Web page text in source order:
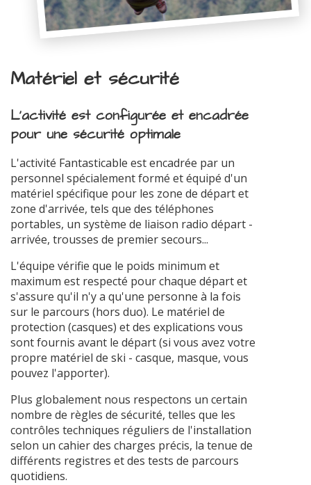
Matériel et sécurité
L'activité est configurée et encadrée
pour une sécurité optimale
L'activité Fantasticable est encadrée par un
personnel spécialement formé et équipé d'un
matériel spécifique pour les zone de départ et
zone d'arrivée, tels que des téléphones
portables, un système de liaison radio départ -
arrivée, trousses de premier secours...
L'équipe vérifie que le poids minimum et
maximum est respecté pour chaque départ et
s'assure qu'il n'y a qu'une personne à la fois
sur le parcours (hors duo). Le matériel de
protection (casques) et des explications vous
sont fournis avant le départ (si vous avez votre
propre matériel de ski - casque, masque, vous
pouvez l'apporter).
Plus globalement nous respectons un certain
nombre de règles de sécurité, telles que les
contrôles techniques réguliers de l'installation
selon un cahier des charges précis, la tenue de
différents registres et des tests de parcours
quotidiens.